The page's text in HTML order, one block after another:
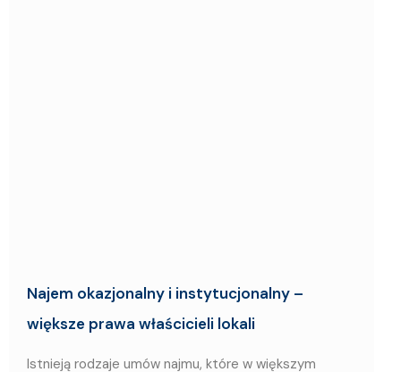
Najem okazjonalny i instytucjonalny –
większe prawa właścicieli lokali
Istnieją rodzaje umów najmu, które w większym